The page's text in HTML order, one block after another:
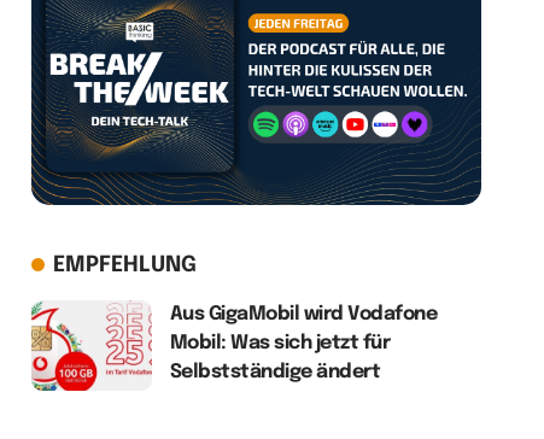
EMPFEHLUNG
Aus GigaMobil wird Vodafone
Mobil: Was sich jetzt für
Selbstständige ändert